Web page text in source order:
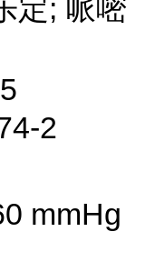
定; 哌嘧
2
mmHg